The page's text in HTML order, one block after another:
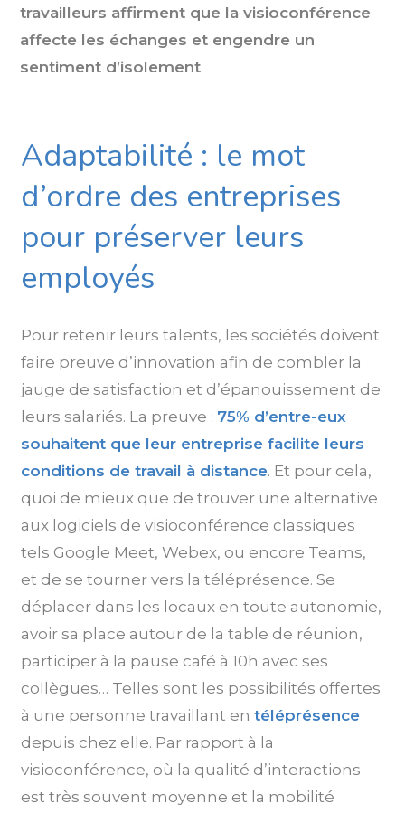
travailleurs affirment que la visioconférence
affecte les échanges et engendre un
sentiment d’isolement.
Adaptabilité : le mot
d’ordre des entreprises
pour préserver leurs
employés
Pour retenir leurs talents, les sociétés doivent
faire preuve d’innovation afin de combler la
jauge de satisfaction et d’épanouissement de
leurs salariés. La preuve : 75% d’entre-eux
souhaitent que leur entreprise facilite leurs
conditions de travail à distance. Et pour cela,
quoi de mieux que de trouver une alternative
aux logiciels de visioconférence classiques
tels Google Meet, Webex, ou encore Teams,
et de se tourner vers la téléprésence. Se
déplacer dans les locaux en toute autonomie,
avoir sa place autour de la table de réunion,
participer à la pause café à 10h avec ses
collègues… Telles sont les possibilités offertes
à une personne travaillant en téléprésence
depuis chez elle. Par rapport à la
visioconférence, où la qualité d’interactions
est très souvent moyenne et la mobilité